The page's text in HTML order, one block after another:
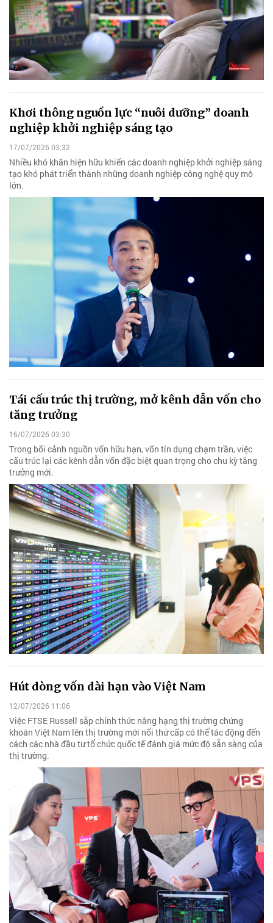
Khơi thông nguồn lực “nuôi dưỡng” doanh
nghiệp khởi nghiệp sáng tạo
17/07/2026 03:32
Nhiều khó khăn hiện hữu khiến các doanh nghiệp khởi nghiệp sáng
tạo khó phát triển thành những doanh nghiệp công nghệ quy mô
lớn.
Tái cấu trúc thị trường, mở kênh dẫn vốn cho
tăng trưởng
16/07/2026 03:30
Trong bối cảnh nguồn vốn hữu hạn, vốn tín dụng chạm trần, việc
cấu trúc lại các kênh dẫn vốn đặc biệt quan trọng cho chu kỳ tăng
trưởng mới.
Hút dòng vốn dài hạn vào Việt Nam
12/07/2026 11:06
Việc FTSE Russell sắp chính thức nâng hạng thị trường chứng
khoán Việt Nam lên thị trường mới nổi thứ cấp có thể tác động đến
cách các nhà đầu tư tổ chức quốc tế đánh giá mức độ sẵn sàng của
thị trường.